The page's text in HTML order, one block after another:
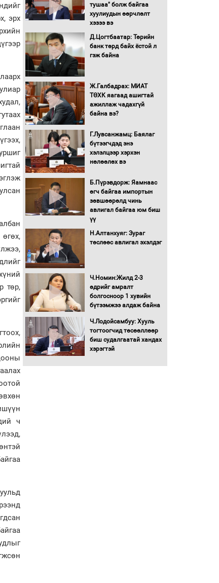
эрх
төр,
ч
Бүх шатанд хэмнэлтийн
горимд шилжиж, найр
гадаад томилолтыг
хориглолоо
Засгийн газрын ээлжит
хуралдаан болж байна
Автомашинд улсын
дугаарын тэгш,
сондгойгоор шатахуун
Бага орлоготой
иргэдийн орлогод
татвар ногдуулахгүй
байх эрх зүйн орчныг
Хөшөө бүтсэн түүхийг
Хөвсгөл нуурын лусыг
тахих төрийн тахилгын
ёслол боллоо
“Хар жагсаалт”-ын
асуудлыг цэгцлэх
чиглэлээр
Монголбанкны
хугацаатай үүрэг өглөө
тушаа" болж байгаа
хуулиудын өөрчлөлт
хэзээ вэ
Д.Цогтбаатар: Төрийн
банк төрд байх ёстой л
гэж байна
Ж.Галбадрах: МИАТ
ТӨХК яагаад ашигтай
ажиллаж чадахгүй
байна вэ?
Г.Лувсанжамц: Баялаг
бүтээгчдэд энэ
хэлэлцээр хэрхэн
нөлөөлөх вэ
Б.Пүрэвдорж: Яамнаас
өгч байгаа импортын
зөвшөөрөлд чинь
авлигал байгаа юм биш
үү
Н.Алтанхуяг: Зураг
төслөөс авлигал эхэлдэг
Ч.Номин:Жилд 2-3
өдрийг амралт
болгосноор 1 хувийн
бүтээмжээ алдаж байна
Ч.Лодойсамбуу: Хууль
тогтоогчид төсөөллөөр
биш судалгаатай хандах
хэрэгтэй